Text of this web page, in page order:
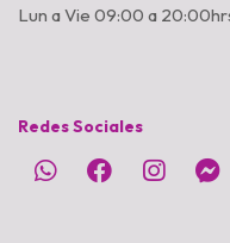
Lun a Vie 09:00 a
Redes Sociales